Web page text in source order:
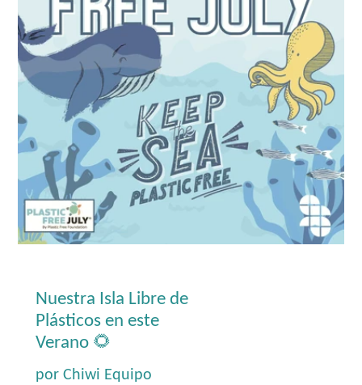
Nuestra Isla Libre de
Plásticos en este
Verano 🌻
por Chiwi Equipo